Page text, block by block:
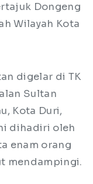
Dongeng
Wilayah Kota
digelar di TK
Sultan
Kota Duri,
dihadiri oleh
enam orang
mendampingi.